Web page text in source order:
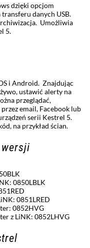
dzięki opcjom
danych USB.
Umożliwia
5.
i Android. Znajdując
ustawić alerty na
przeglądać,
email, Facebook lub
serii Kestrel 5.
na przykład ścian.
wersji
0850LBLK
0851LRED
0852HVG
z LiNK: 0852LHVG